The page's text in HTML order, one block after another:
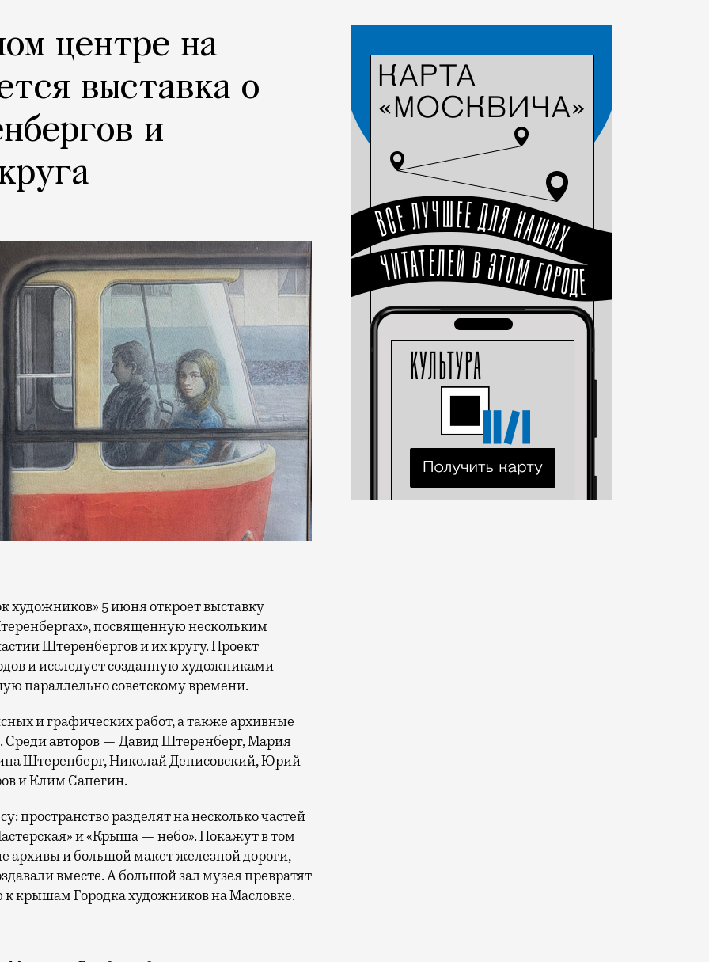
центре на
выставка о
и
посвященную нескольким
Штеренбергов и их кругу. Проект
и исследует созданную художниками
параллельно советскому времени.
и графических работ, а также архивные
авторов — Давид Штеренберг, Мария
Штеренберг, Николай Денисовский, Юрий
и Клим Сапегин.
пространство разделят на несколько частей
и «Крыша — небо». Покажут в том
и большой макет железной дороги,
вместе. А большой зал музея превратят
крышам Городка художников на Масловке.